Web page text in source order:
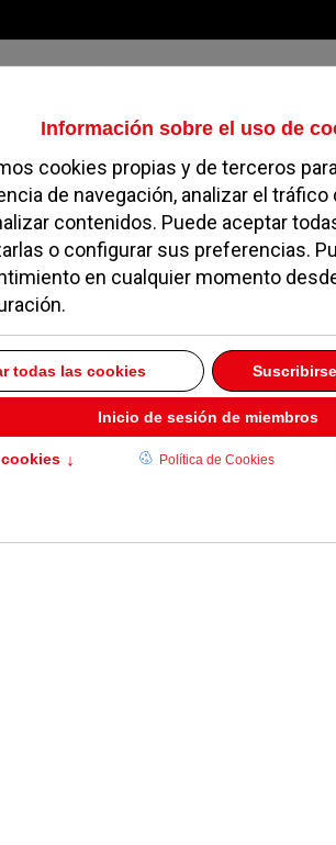
Jueves, 06 de agosto de 2026
MADRID NOROESTE SOCIEDAD MAGAZINE